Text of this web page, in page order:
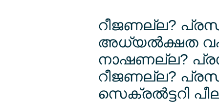
റീജണല്ല?
അധ്യല്‍ക്ഷത
നാഷണല്ല?
റീജണല്ല?
സെക്രല്‍ട്ടറി